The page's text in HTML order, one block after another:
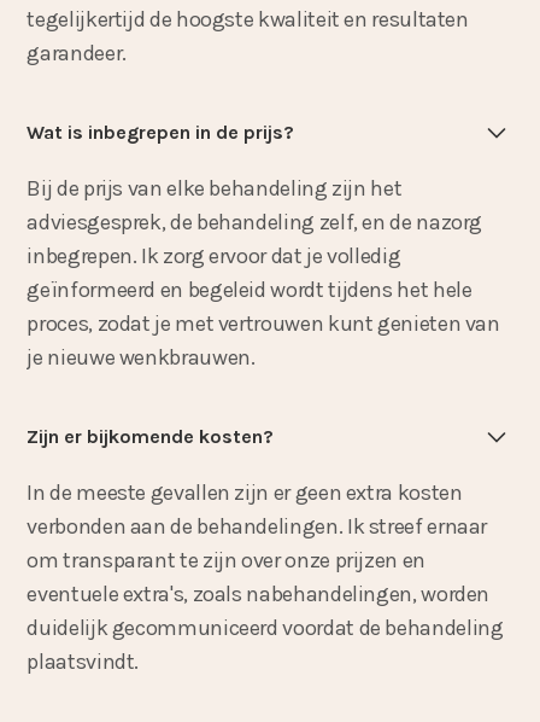
tegelijkertijd de hoogste kwaliteit en resultaten
garandeer.
Wat is inbegrepen in de prijs?
Bij de prijs van elke behandeling zijn het
adviesgesprek, de behandeling zelf, en de nazorg
inbegrepen. Ik zorg ervoor dat je volledig
geïnformeerd en begeleid wordt tijdens het hele
proces, zodat je met vertrouwen kunt genieten van
je nieuwe wenkbrauwen.
Zijn er bijkomende kosten?
In de meeste gevallen zijn er geen extra kosten
verbonden aan de behandelingen. Ik streef ernaar
om transparant te zijn over onze prijzen en
eventuele extra's, zoals nabehandelingen, worden
duidelijk gecommuniceerd voordat de behandeling
plaatsvindt.